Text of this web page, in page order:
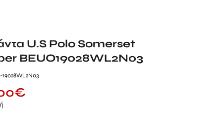
U.S Polo Somerset
BEUO19028WL2N03
€